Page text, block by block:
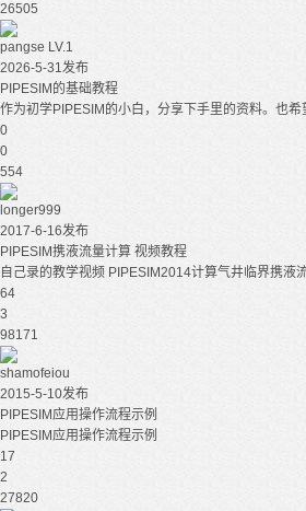
26505
pangse LV.1
2026-5-31发布
PIPESIM的基础教程
作为初学PIPESIM的小白，分享下手里的资料。也希
0
0
554
longer999
2017-6-16发布
PIPESIM携液流量计算 视频教程
自己录的教学视频 PIPESIM2014计算气井临界携液
64
3
98171
shamofeiou
2015-5-10发布
PIPESIM应用操作流程示例
PIPESIM应用操作流程示例
17
2
27820